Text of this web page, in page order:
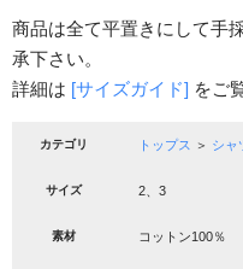
商品は全て平置きにして手
承下さい。
詳細は [サイズガイド] をご
カテゴリ トップス ＞ シャ
サイズ 2、3
素材 コットン100％